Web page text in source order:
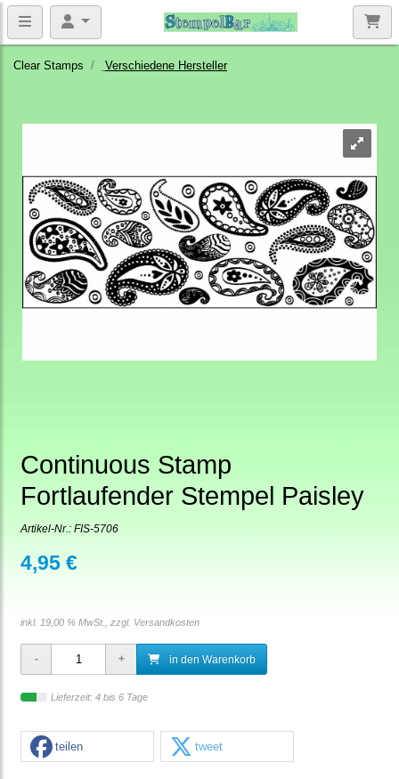
Clear Stamps Verschiedene Hersteller
Continuous Stamp
Fortlaufender Stempel Paisley
Artikel-Nr.: FIS-5706
4,95 €
inkl. 19,00 % MwSt., zzgl. Versandkosten
in den Warenkorb
Lieferzeit: 4 bis 6 Tage
teilen tweet